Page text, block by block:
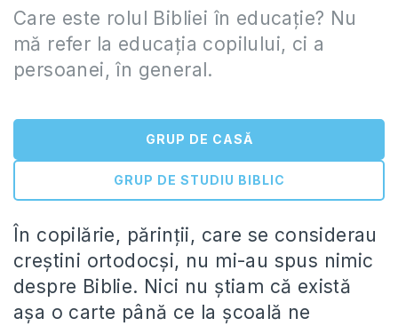
Care este rolul Bibliei în educație? Nu
mă refer la educația copilului, ci a
persoanei, în general.
GRUP DE CASĂ
GRUP DE STUDIU BIBLIC
În copilărie, părinții, care se considerau
creștini ortodocși, nu mi-au spus nimic
despre Biblie. Nici nu știam că există
așa o carte până ce la școală ne